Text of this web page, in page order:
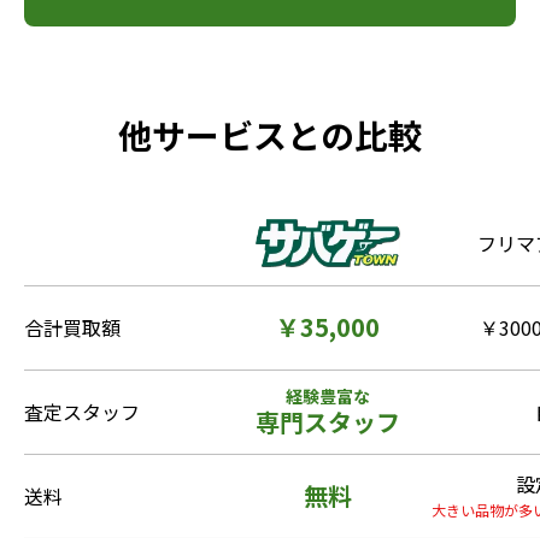
他サービスとの比較
フリ
合計買取額 ￥35,000 ￥
査定スタッフ
経験豊富な
専門スタッフ
送料 無料 大きい品物が